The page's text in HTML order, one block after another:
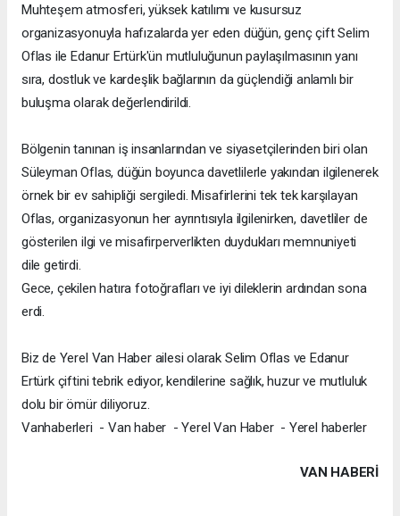
Muhteşem atmosferi, yüksek katılımı ve kusursuz
organizasyonuyla hafızalarda yer eden düğün, genç çift Selim
Oflas ile Edanur Ertürk'ün mutluluğunun paylaşılmasının yanı
sıra, dostluk ve kardeşlik bağlarının da güçlendiği anlamlı bir
buluşma olarak değerlendirildi.
Bölgenin tanınan iş insanlarından ve siyasetçilerinden biri olan
Süleyman Oflas, düğün boyunca davetlilerle yakından ilgilenerek
örnek bir ev sahipliği sergiledi. Misafirlerini tek tek karşılayan
Oflas, organizasyonun her ayrıntısıyla ilgilenirken, davetliler de
gösterilen ilgi ve misafirperverlikten duydukları memnuniyeti
dile getirdi.
Gece, çekilen hatıra fotoğrafları ve iyi dileklerin ardından sona
erdi.
Biz de Yerel Van Haber ailesi olarak Selim Oflas ve Edanur
Ertürk çiftini tebrik ediyor, kendilerine sağlık, huzur ve mutluluk
dolu bir ömür diliyoruz.
Vanhaberleri - Van haber - Yerel Van Haber - Yerel haberler
VAN HABERİ